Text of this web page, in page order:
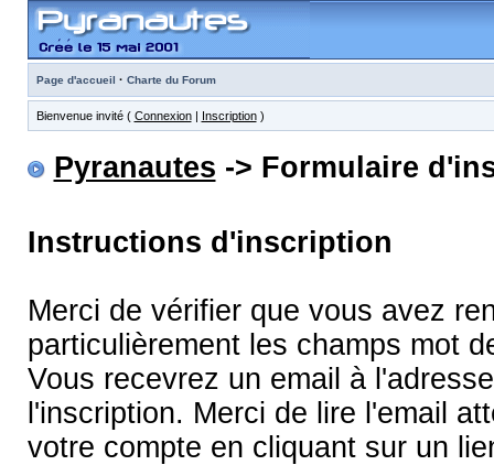
Page d'accueil · Charte du Forum
Bienvenue invité ( Connexion| Inscription)
Pyranautes -> Formulaire
Instructions d'inscription
Merci de vérifier que vous avez
particulièrement les champs mot
Vous recevrez un email à
l'inscription. Merci de lire l'email
votre compte en cliquant sur un